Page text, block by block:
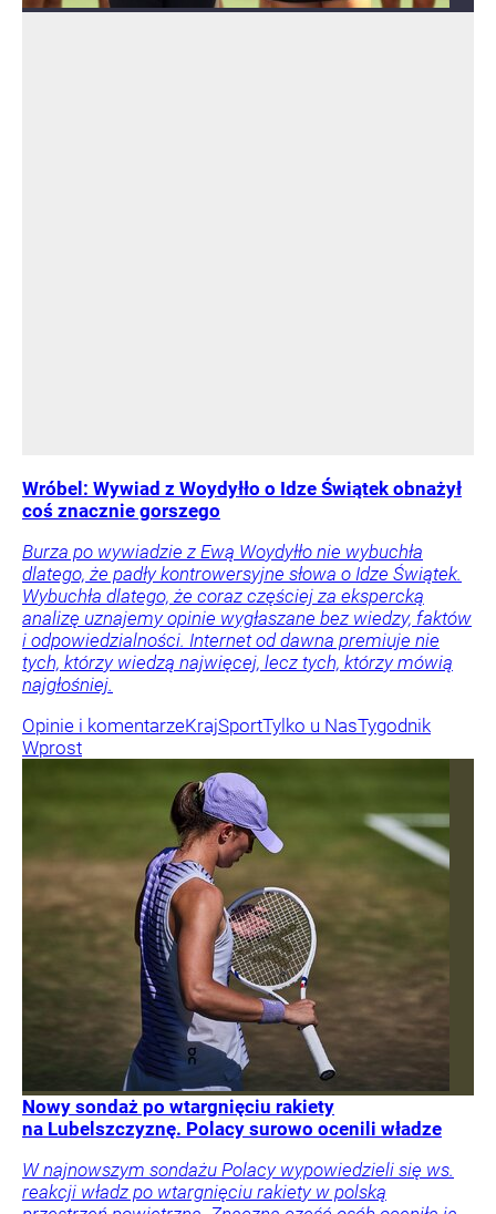
Wróbel: Wywiad z Woydyłło o Idze Świątek obnażył
coś znacznie gorszego
Burza po wywiadzie z Ewą Woydyłło nie wybuchła
dlatego, że padły kontrowersyjne słowa o Idze Świątek.
Wybuchła dlatego, że coraz częściej za ekspercką
analizę uznajemy opinie wygłaszane bez wiedzy, faktów
i odpowiedzialności. Internet od dawna premiuje nie
tych, którzy wiedzą najwięcej, lecz tych, którzy mówią
najgłośniej.
Opinie i komentarzeKrajSportTylko u NasTygodnik
Wprost
Nowy sondaż po wtargnięciu rakiety
na Lubelszczyznę. Polacy surowo ocenili władze
W najnowszym sondażu Polacy wypowiedzieli się ws.
reakcji władz po wtargnięciu rakiety w polską